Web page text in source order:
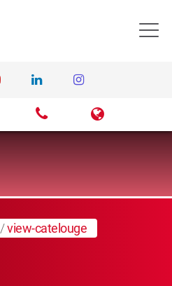
/view-catelouge